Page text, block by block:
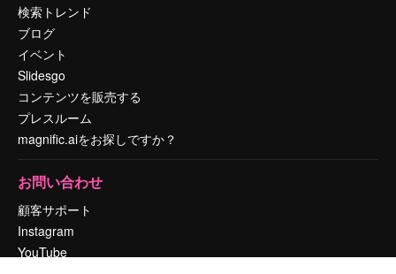
検索トレンド
ブログ
イベント
Slidesgo
コンテンツを販売する
プレスルーム
magnific.aiをお探しですか？
お問い合わせ
顧客サポート
Instagram
YouTube